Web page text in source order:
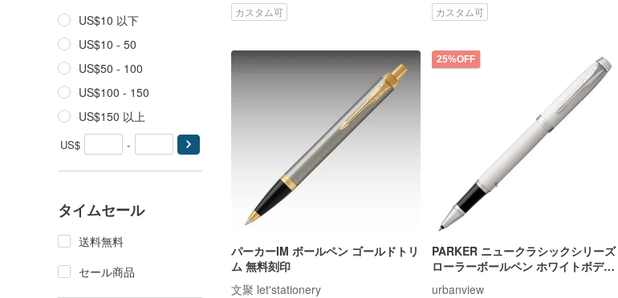
US$10 以下
US$10 - 50
US$50 - 100
US$100 - 150
US$150 以上
US$ -
タイムセール
送料無料
セール商品
カスタム可 カスタム可
パーカーIM ボールペン ゴールドトリ
ム 無料刻印
文聚 let'stationery
25%OFF
PARKER ニュークラシックシリーズ
ローラーボールペン ホワイトボデ
ィ・ホワイトクリップ
urbanview